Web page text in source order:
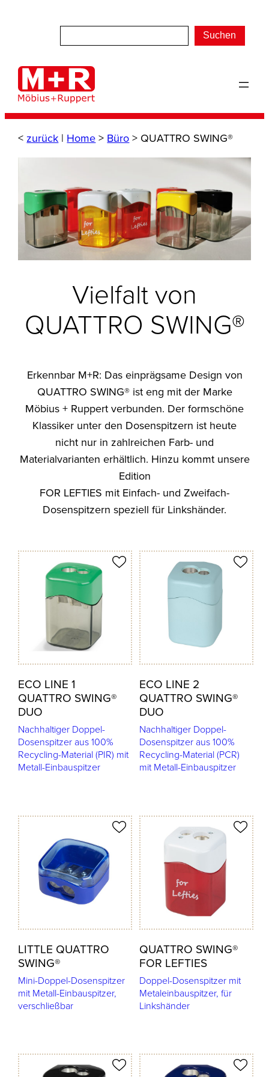
Suchen
< zurück | Home > Büro > QUATTRO SWING®
Vielfalt von
QUATTRO SWING®
Erkennbar M+R: Das einprägsame Design von
QUATTRO SWING® ist eng mit der Marke
Möbius + Ruppert verbunden. Der formschöne
Klassiker unter den Dosenspitzern ist heute
nicht nur in zahlreichen Farb- und
Materialvarianten erhältlich. Hinzu kommt unsere
Edition
FOR LEFTIES mit Einfach- und Zweifach-
Dosenspitzern speziell für Linkshänder.
ECO LINE 1
QUATTRO SWING®
DUO
Nachhaltiger Doppel-
Dosenspitzer aus 100%
Recycling-Material (PIR) mit
Metall-Einbauspitzer
merken
ECO LINE 2
QUATTRO SWING®
DUO
Nachhaltiger Doppel-
Dosenspitzer aus 100%
Recycling-Material (PCR)
mit Metall-Einbauspitzer
Produkt merken
LITTLE QUATTRO
SWING®
Mini-Doppel-Dosenspitzer
mit Metall-Einbauspitzer,
verschließbar
merken
QUATTRO SWING®
FOR LEFTIES
Doppel-Dosenspitzer mit
Metaleinbauspitzer, für
Linkshänder
Produkt merken
merken Produkt merken